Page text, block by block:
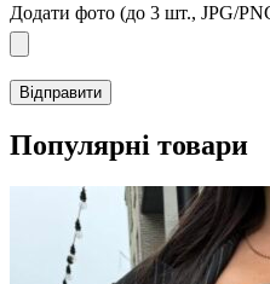
Додати фото (до 3 шт., JPG/
Популярні товари